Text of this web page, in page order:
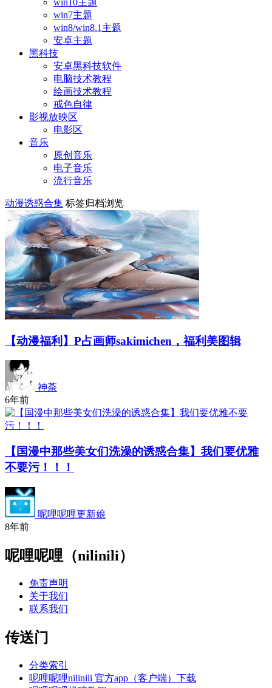
win10主题
win7主题
win8/win8.1主题
安卓主题
黑科技
安卓黑科技软件
电脑技术教程
绘画技术教程
戒色自律
影视放映区
电影区
音乐
原创音乐
电子音乐
流行音乐
动漫诱惑合集 标签归档浏览
【动漫福利】P占画师sakimichen，福利美图辑
神荼
6年前
【国漫中那些美女们洗澡的诱惑合集】我们要优雅
不要污！！！
呢哩呢哩更新娘
8年前
呢哩呢哩（nilinili）
免责声明
关于我们
联系我们
传送门
分类索引
呢哩呢哩nilinili 官方app（客户端）下载